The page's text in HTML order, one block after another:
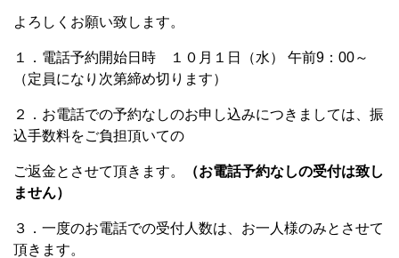
よろしくお願い致します。
１．電話予約開始日時 １０月１日（水） 午前9：00～
（定員になり次第締め切ります）
２．お電話での予約なしのお申し込みにつきましては、振
込手数料をご負担頂いての
ご返金とさせて頂きます。
（お電話予約なしの受付は致し
ません）
３．一度のお電話での受付人数は、お一人様のみとさせて
頂きます。